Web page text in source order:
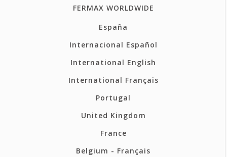
FERMAX WORLDWIDE
España
Internacional Español
International English
International Français
Portugal
United Kingdom
France
Belgium - Français